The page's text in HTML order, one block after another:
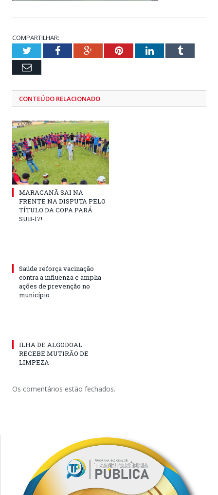
COMPARTILHAR:
TwitterFacebookGoogle+PinterestLinkedInTumblr
Email
CONTEÚDO RELACIONADO
MARACANÃ SAI NA
FRENTE NA DISPUTA PELO
TÍTULO DA COPA PARÁ
SUB-17!
Saúde reforça vacinação
contra a influenza e amplia
ações de prevenção no
município
ILHA DE ALGODOAL
RECEBE MUTIRÃO DE
LIMPEZA
Os comentários estão fechados.